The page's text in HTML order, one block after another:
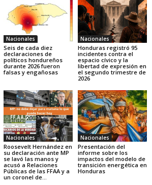
Nacionales
Seis de cada diez
declaraciones de
políticos hondureños
durante 2026 fueron
falsas y engañosas
Nacionales
Honduras registró 95
incidentes contra el
espacio cívico y la
libertad de expresión en
el segundo trimestre de
2026
Nacionales
Roosevelt Hernández en
su declaración ante MP
se lavó las manos y
acusó a Relaciones
Públicas de las FFAA y a
un coronel de...
Nacionales
Presentación del
informe sobre los
impactos del modelo de
transición energética en
Honduras